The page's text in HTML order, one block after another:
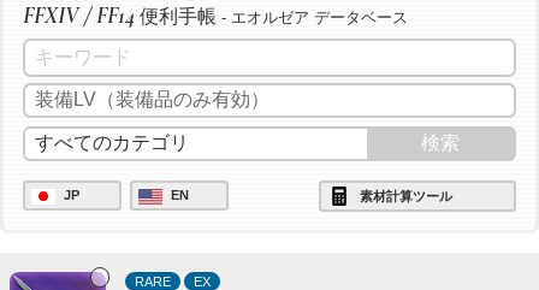
FFXIV / FF14 便利手帳 - エオルゼア データベース
JP EN 素材計算ツール
RARE EX